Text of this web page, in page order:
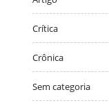
Crítica
Crônica
Sem categoria